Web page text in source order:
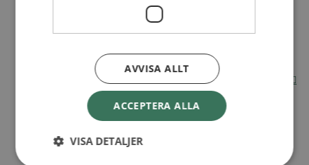
Internationella avdelningen
Engagera dig internationellt
Missionsinspiratörens verktygslåda
Entreprenörskap, företagande och Guds rike
Kontakt
Kalender
ACCEPTERA ALLA
AVVISA ALLT
VISA DETALJER